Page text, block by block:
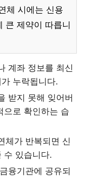
체 시에는 신용
큰 제약이 따릅니
계좌 정보를 최신
누락됩니다.
받지 못해 잊어버
으로 확인하는 습
체가 반복되면 신
수 있습니다.
융기관에 공유되